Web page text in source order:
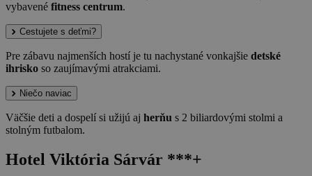
vybavené fitness centrum.
Cestujete s deťmi?
Pre zábavu najmenších hostí je tu nachystané vonkajšie detské
ihrisko so zaujímavými atrakciami.
Niečo naviac
Väčšie deti a dospelí si užijú aj herňu s 2 biliardovými stolmi a
stolným futbalom.
Hotel Viktória Sárvár ***+